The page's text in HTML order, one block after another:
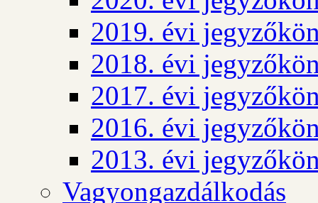
2019. évi
2018. évi
2017. évi
2016. évi
2013. évi
Vagyongazdálkodás